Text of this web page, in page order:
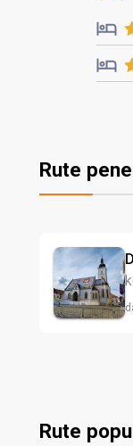
Rute
Rute